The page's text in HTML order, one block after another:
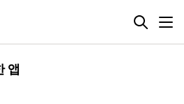
앱